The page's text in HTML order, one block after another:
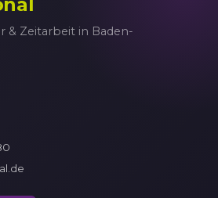
& Zeitarbeit in Baden-